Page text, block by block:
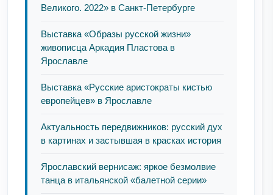
Великого. 2022» в Санкт-Петербурге
Выставка «Образы русской жизни»
живописца Аркадия Пластова в
Ярославле
Выставка «Русские аристократы кистью
европейцев» в Ярославле
Актуальность передвижников: русский дух
в картинах и застывшая в красках история
Ярославский вернисаж: яркое безмолвие
танца в итальянской «балетной серии»